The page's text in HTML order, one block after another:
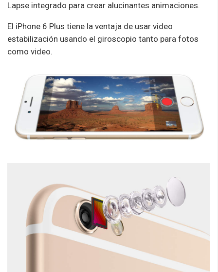
Lapse integrado para crear alucinantes animaciones.
El iPhone 6 Plus tiene la ventaja de usar video
estabilización usando el giroscopio tanto para fotos
como video.